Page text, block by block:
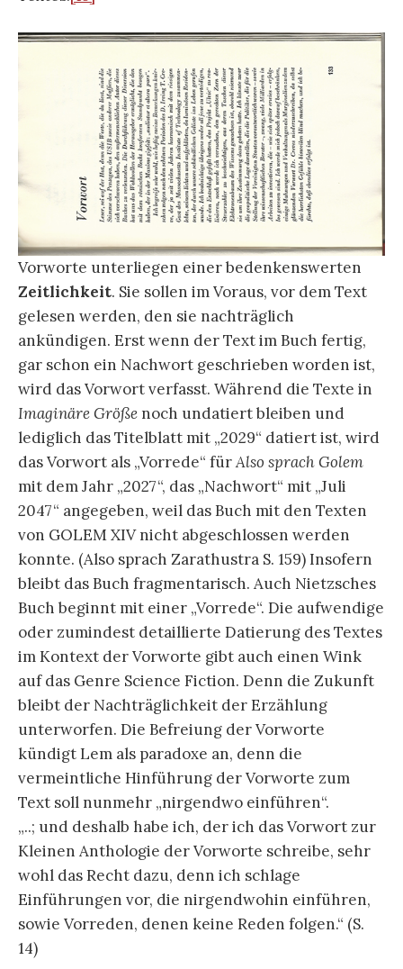
Vorworte unterliegen einer bedenkenswerten
Zeitlichkeit. Sie sollen im Voraus, vor dem Text
gelesen werden, den sie nachträglich
ankündigen. Erst wenn der Text im Buch fertig,
gar schon ein Nachwort geschrieben worden ist,
wird das Vorwort verfasst. Während die Texte in
Imaginäre Größe noch undatiert bleiben und
lediglich das Titelblatt mit „2029“ datiert ist, wird
das Vorwort als „Vorrede“ fürAlso sprach Golem
mit dem Jahr „2027“, das „Nachwort“ mit „Juli
2047“ angegeben, weil das Buch mit den Texten
von GOLEM XIV nicht abgeschlossen werden
konnte. (Also sprach Zarathustra S. 159) Insofern
bleibt das Buch fragmentarisch. Auch Nietzsches
Buch beginnt mit einer „Vorrede“. Die aufwendige
oder zumindest detaillierte Datierung des Textes
im Kontext der Vorworte gibt auch einen Wink
auf das Genre Science Fiction. Denn die Zukunft
bleibt der Nachträglichkeit der Erzählung
unterworfen. Die Befreiung der Vorworte
kündigt Lem als paradoxe an, denn die
vermeintliche Hinführung der Vorworte zum
Text soll nunmehr „nirgendwo einführen“.
„..; und deshalb habe ich, der ich das Vorwort zur
Kleinen Anthologie der Vorworte schreibe, sehr
wohl das Recht dazu, denn ich schlage
Einführungen vor, die nirgendwohin einführen,
sowie Vorreden, denen keine Reden folgen.“ (S.
14)